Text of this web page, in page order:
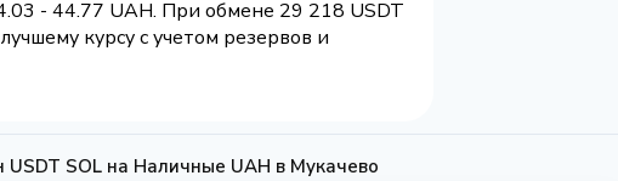
- 44.77 UAH. При обмене 29 218 USDT
курсу с учетом резервов и
USDT SOL на Наличные UAH в Мукачево